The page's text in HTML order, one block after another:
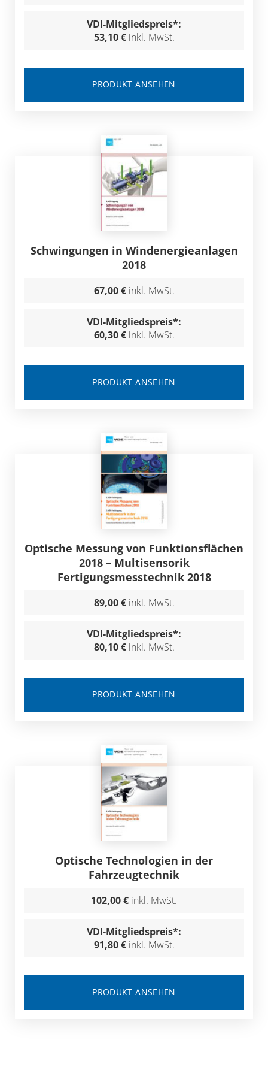
VDI-Mitgliedspreis*:
53,10 € inkl. MwSt.
PRODUKT ANSEHEN
Schwingungen in Windenergieanlagen
2018
67,00 € inkl. MwSt.
VDI-Mitgliedspreis*:
60,30 € inkl. MwSt.
PRODUKT ANSEHEN
Optische Messung von Funktionsflächen
2018 – Multisensorik
Fertigungsmesstechnik 2018
89,00 € inkl. MwSt.
VDI-Mitgliedspreis*:
80,10 € inkl. MwSt.
PRODUKT ANSEHEN
Optische Technologien in der
Fahrzeugtechnik
102,00 € inkl. MwSt.
VDI-Mitgliedspreis*:
91,80 € inkl. MwSt.
PRODUKT ANSEHEN